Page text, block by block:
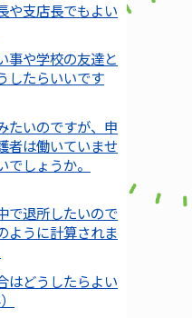
や支店長でもよい
事や学校の友達と
したらいいです
たいのですが、申
者は働いていませ
しょうか。
で退所したいので
ように計算されま
はどうしたらよい